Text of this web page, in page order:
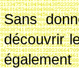
Sans
découvrir